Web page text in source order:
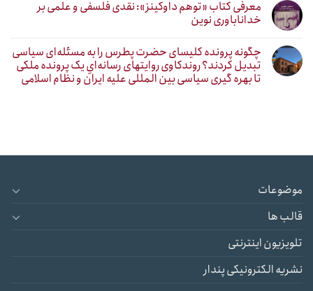
معرفی کتاب «توهم داوکینز»: نقدی فلسفی و علمی بر
خداناباوری نوین
چگونه پرونده کلیسای حضرت پطرس را به مسئله‌ای سیاسی
تبدیل کردند؟ روندکاوی روایتهای رسانه‌ایِ یک پرونده ملکی
تا بهره گیری سیاسی بین المللی علیه ایران و نظام اسلامی
موضوعات
قالب ها
تلویزیون اینترنتی
نشریه الکترونیکی پندار